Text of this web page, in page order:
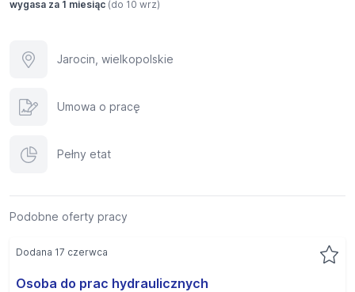
wygasa za 1 miesiąc (do 10 wrz)
Jarocin, wielkopolskie
Umowa o pracę
Pełny etat
Podobne oferty pracy
Osoba do prac hydraulicznych
Dodana 17 czerwca